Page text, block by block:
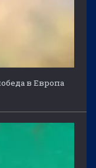
в Европа